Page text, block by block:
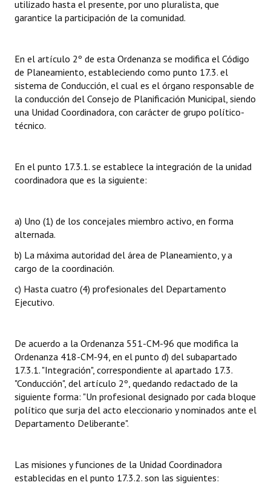
Comunicaciones
Resoluciones
Resoluciones de Presidencia
INSTITUCIONAL
Noticias Destacadas
Datos Históricos
Premio al Mérito - Registro
Mujeres que Dejaron Huellas - Registro
Ciudadano Ilustre - Registro
Banca del Vecino - Registro
Huéspedes de Honor - Registro
Antiguos Pobladores - Registro
Bariloche, Municipio intercultural
utilizado hasta el presente, por uno pluralista, que
garantice la participación de la comunidad.
En el artículo 2º de esta Ordenanza se modifica el Código
de Planeamiento, estableciendo como punto 17.3. el
sistema de Conducción, el cual es el órgano responsable de
la conducción del Consejo de Planificación Municipal, siendo
una Unidad Coordinadora, con carácter de grupo político-
técnico.
En el punto 17.3.1. se establece la integración de la unidad
coordinadora que es la siguiente:
a) Uno (1) de los concejales miembro activo, en forma
alternada.
b) La máxima autoridad del área de Planeamiento, y a
cargo de la coordinación.
c) Hasta cuatro (4) profesionales del Departamento
Ejecutivo.
De acuerdo a la Ordenanza 551-CM-96 que modifica la
Ordenanza 418-CM-94, en el punto d) del subapartado
17.3.1. "Integración", correspondiente al apartado 17.3.
"Conducción", del artículo 2º, quedando redactado de la
siguiente forma: "Un profesional designado por cada bloque
político que surja del acto eleccionario y nominados ante el
Departamento Deliberante".
Las misiones y funciones de la Unidad Coordinadora
establecidas en el punto 17.3.2. son las siguientes: